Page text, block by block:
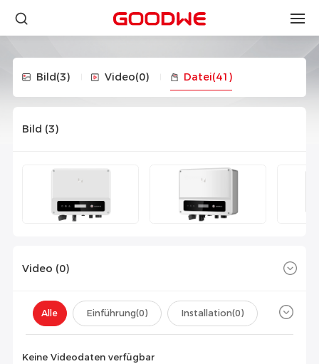
Bild(3) Video(0) Datei(41)
Bild (3)
Video (0)
Alle Einführung(0) Installation(0)
Keine Videodaten verfügbar